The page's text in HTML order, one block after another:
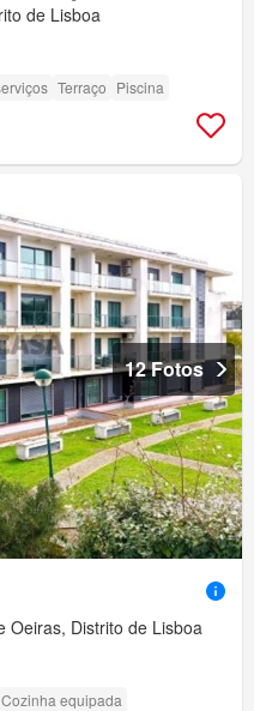
de Lisboa
Terraço Piscina
12 Fotos
Oeiras, Distrito de Lisboa
Cozinha equipada